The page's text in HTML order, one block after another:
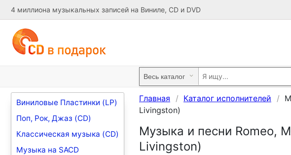
4 миллиона музыкальных записей на Виниле, CD и DVD
Виниловые Пластинки (LP)
Поп, Рок, Джаз (CD)
Классическая музыка (CD)
Музыка на SACD
Главная Каталог исполнителей
Livingston)
Музыка и песни Romeo,
Livingston)